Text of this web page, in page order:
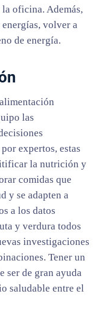
oficina. Además,
energías, volver a
de energía.
las
expertos, estas
la nutrición y
comidas que
y se adapten a
a los datos
y verdura todos
investigaciones
Tener un
ser de gran ayuda
saludable entre el